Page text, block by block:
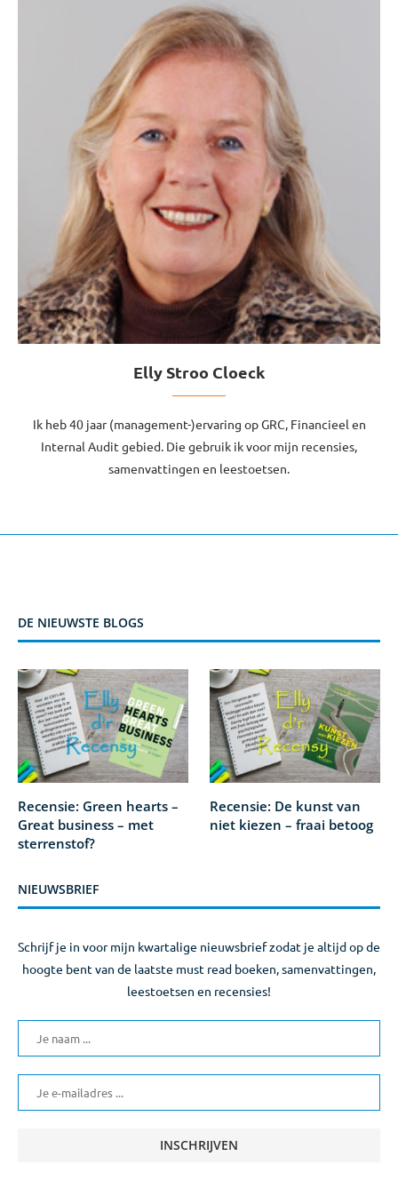
Elly Stroo Cloeck
Ik heb 40 jaar (management-)ervaring op GRC, Financieel en
Internal Audit gebied. Die gebruik ik voor mijn recensies,
samenvattingen en leestoetsen.
DE NIEUWSTE BLOGS
Recensie: Green hearts –
Great business – met
sterrenstof?
Recensie: De kunst van
niet kiezen – fraai betoog
NIEUWSBRIEF
Schrijf je in voor mijn kwartalige nieuwsbrief zodat je altijd op de
hoogte bent van de laatste must read boeken, samenvattingen,
leestoetsen en recensies!